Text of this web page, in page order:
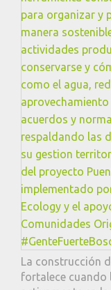
La construcción
fortalece cuando